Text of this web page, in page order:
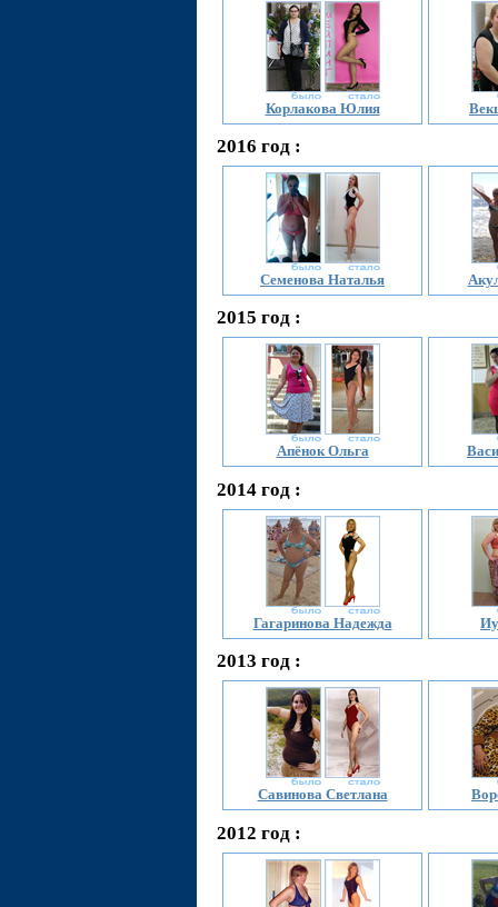
Корлакова Юлия
2016 год :
Семенова Наталья
2015 год :
Апёнок Ольга
2014 год :
Гагаринова Надежда
2013 год :
Савинова Светлана
2012 год :